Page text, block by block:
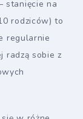
stanięcie na
rodziców) to
regularnie
radzą sobie z